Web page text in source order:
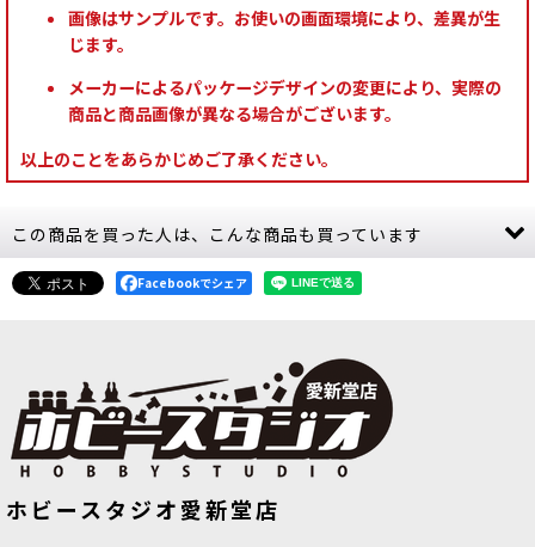
画像はサンプルです。お使いの画面環境により、差異が生
じます。
メーカーによるパッケージデザインの変更により、実際の
商品と商品画像が異なる場合がございます。
以上のことをあらかじめご了承ください。
この商品を買った人は、こんな商品も買っています
シ 2/0【人工毛】 [B03020]
ク] ブラッシーブラス
Facebookでシェア
ホビースタジオ愛新堂店